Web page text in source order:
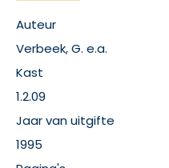
Auteur
Verbeek, G. e.a.
Kast
1.2.09
Jaar van uitgifte
1995